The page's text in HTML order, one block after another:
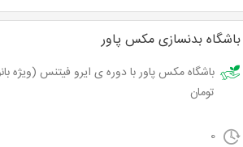
باشگاه بدنسازی مکس پاور
تومان
0